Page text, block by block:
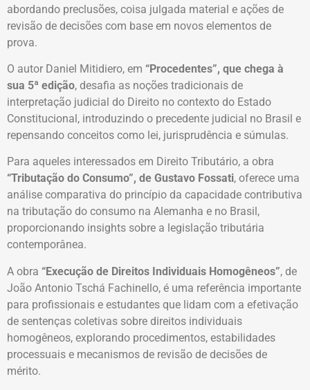
abordando preclusões, coisa julgada material e ações de
revisão de decisões com base em novos elementos de
prova.
O autor Daniel Mitidiero, em “Procedentes”, que chega à
sua 5ª edição, desafia as noções tradicionais de
interpretação judicial do Direito no contexto do Estado
Constitucional, introduzindo o precedente judicial no Brasil e
repensando conceitos como lei, jurisprudência e súmulas.
Para aqueles interessados em Direito Tributário, a obra
“Tributação do Consumo”, de Gustavo Fossati, oferece uma
análise comparativa do princípio da capacidade contributiva
na tributação do consumo na Alemanha e no Brasil,
proporcionando insights sobre a legislação tributária
contemporânea.
A obra “Execução de Direitos Individuais Homogêneos”, de
João Antonio Tschá Fachinello, é uma referência importante
para profissionais e estudantes que lidam com a efetivação
de sentenças coletivas sobre direitos individuais
homogêneos, explorando procedimentos, estabilidades
processuais e mecanismos de revisão de decisões de
mérito.